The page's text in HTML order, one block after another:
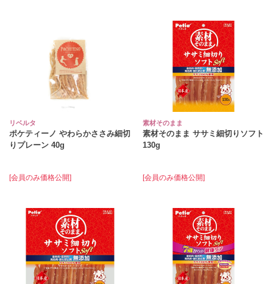
リベルタ
ポケティーノ やわらかささみ細切
りプレーン 40g
[会員のみ価格公開]
素材そのまま
素材そのまま ササミ細切りソフト
130g
[会員のみ価格公開]